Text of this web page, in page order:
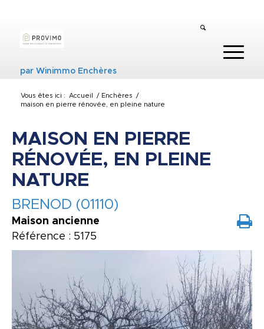
parWinimmo Enchères
Vous êtes ici : Accueil / Enchères
/
maison en pierre rénovée, en pleine nature
MAISON EN PIERRE
RÉNOVÉE, EN PLEINE
NATURE
BRENOD (01110)
Maison ancienne
Référence : 5175